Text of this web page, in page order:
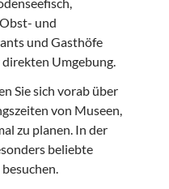
und
und Gasthöfe
Umgebung.
Sie sich vorab über
von Museen,
zu planen. In der
beliebte